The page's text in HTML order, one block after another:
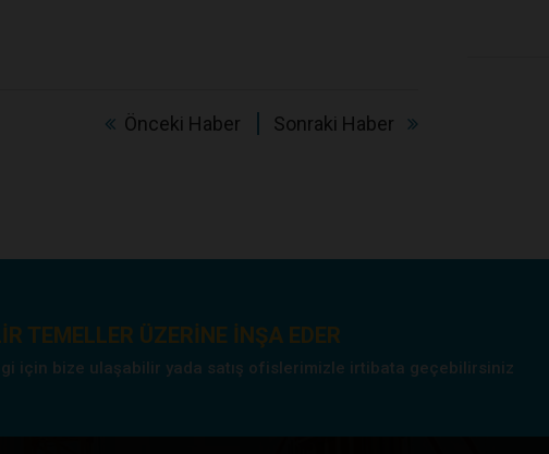
Önceki Haber Sonraki Haber
TEMELLER ÜZERINE INŞA EDER
için bize ulaşabilir yada satış ofislerimizle irtibata geçebilirsiniz